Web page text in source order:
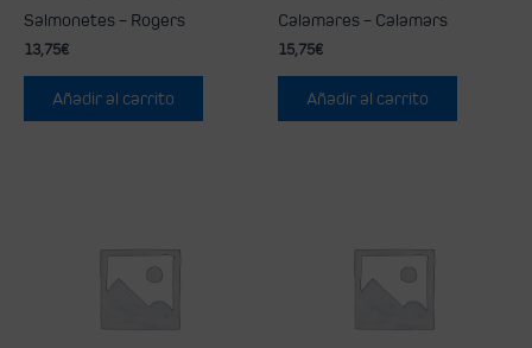
Salmonetes – Rogers
13,75€
Añadir al carrito
Calamares – Calamars
15,75€
Añadir al carrito